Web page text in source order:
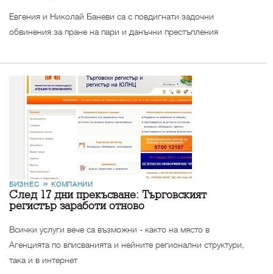
Евгения и Николай Баневи са с повдигнати задочни
обвинения за пране на пари и данъчни престъпления
БИЗНЕС КОМПАНИИ
След 17 дни прекъсване: Търговският
регистър заработи отново
Всички услуги вече са възможни - както на място в
Агенцията по вписванията и нейните регионални структури,
така и в интернет